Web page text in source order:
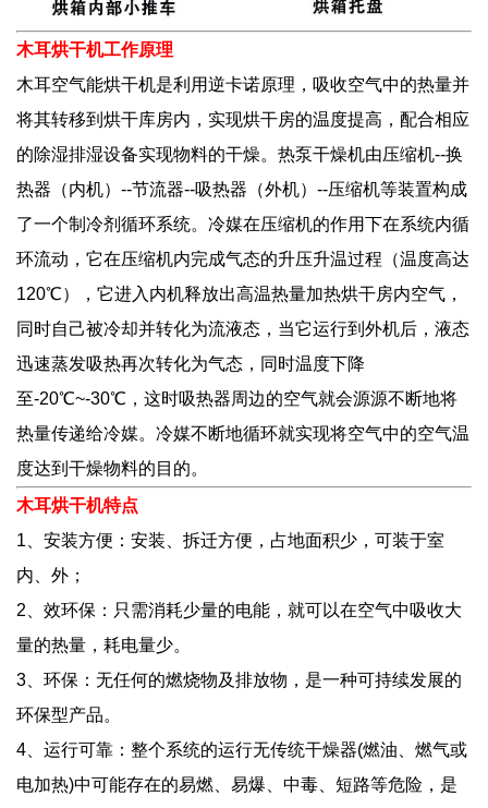
木耳烘干机工作原理
木耳空气能烘干机是利用逆卡诺原理，吸收空气中的热量并
将其转移到烘干库房内，实现烘干房的温度提高，配合相应
的除湿排湿设备实现物料的干燥。热泵干燥机由压缩机--换
热器（内机）--节流器--吸热器（外机）--压缩机等装置构成
了一个制冷剂循环系统。冷媒在压缩机的作用下在系统内循
环流动，它在压缩机内完成气态的升压升温过程（温度高达
120℃），它进入内机释放出高温热量加热烘干房内空气，
同时自己被冷却并转化为流液态，当它运行到外机后，液态
迅速蒸发吸热再次转化为气态，同时温度下降
至-20℃~-30℃，这时吸热器周边的空气就会源源不断地将
热量传递给冷媒。冷媒不断地循环就实现将空气中的空气温
度达到干燥物料的目的。
木耳烘干机特点
1、安装方便：安装、拆迁方便，占地面积少，可装于室
内、外；
2、效环保：只需消耗少量的电能，就可以在空气中吸收大
量的热量，耗电量少。
3、环保：无任何的燃烧物及排放物，是一种可持续发展的
环保型产品。
4、运行可靠：整个系统的运行无传统干燥器(燃油、燃气或
电加热)中可能存在的易燃、易爆、中毒、短路等危险，是